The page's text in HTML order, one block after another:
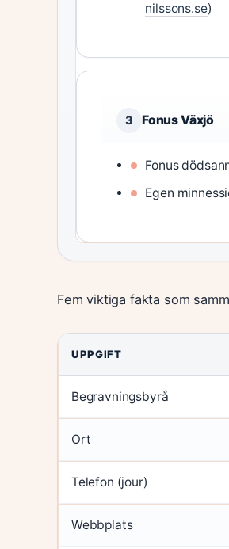
nilssons.se)
3 Fonus Växjö
Fonus
Egen
Fem viktiga fakta som
UPPGIFT
Begravningsbyrå
Ort
Telefon (jour)
Webbplats